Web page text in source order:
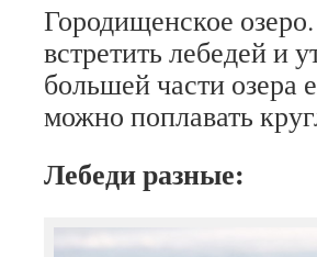
Городищенское
встретить лебедей и
большей части
можно поплавать
Лебеди разные: